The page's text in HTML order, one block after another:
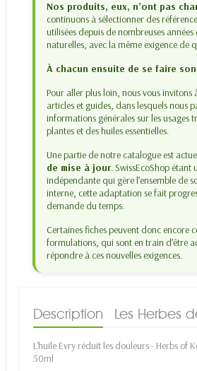
Nos produits, eux, n’ont pas
continuons à sélectionner des
utilisées depuis de nombreuses
naturelles, avec la même exigence de
À chacun ensuite de se faire
Pour aller plus loin, nous vous invitons
articles et guides, dans lesquels nous
informations générales sur les usages
plantes et des huiles essentielles.
Une partie de notre catalogue est
de mise à jour. SwissEcoShop étant
indépendante qui gère l’ensemble de
interne, cette adaptation se fait
demande du temps.
Certaines fiches peuvent donc encore
formulations, qui sont en train d’être
répondre à ces nouvelles exigences.
Description Les Herbes
L'huile Evry réduit les douleurs - Herbs of
50ml